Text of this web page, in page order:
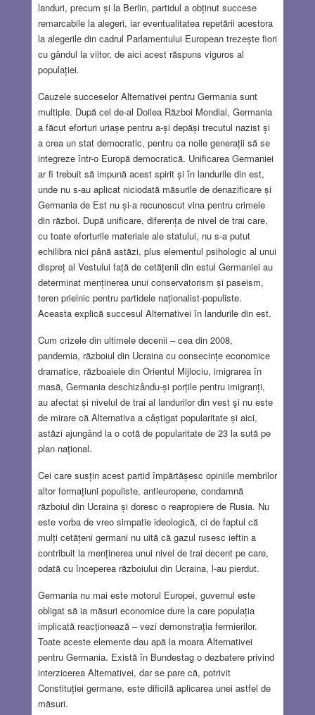
landuri, precum și la Berlin, partidul a obținut succese
remarcabile la alegeri, iar eventualitatea repetării acestora
la alegerile din cadrul Parlamentului European trezește fiori
cu gândul la viitor, de aici acest răspuns viguros al
populației.
Cauzele succeselor Alternativei pentru Germania sunt
multiple. După cel de-al Doilea Război Mondial, Germania
a făcut eforturi uriașe pentru a-și depăși trecutul nazist și
a crea un stat democratic, pentru ca noile generații să se
integreze într-o Europă democratică. Unificarea Germaniei
ar fi trebuit să impună acest spirit și în landurile din est,
unde nu s-au aplicat niciodată măsurile de denazificare și
Germania de Est nu și-a recunoscut vina pentru crimele
din război. După unificare, diferența de nivel de trai care,
cu toate eforturile materiale ale statului, nu s-a putut
echilibra nici până astăzi, plus elementul psihologic al unui
dispreț al Vestului față de cetățenii din estul Germaniei au
determinat menținerea unui conservatorism și paseism,
teren prielnic pentru partidele naționalist-populiste.
Aceasta explică succesul Alternativei în landurile din est.
Cum crizele din ultimele decenii – cea din 2008,
pandemia, războiul din Ucraina cu consecințe economice
dramatice, războaiele din Orientul Mijlociu, imigrarea în
masă, Germania deschizându-și porțile pentru imigranți,
au afectat și nivelul de trai al landurilor din vest şi nu este
de mirare că Alternativa a câștigat popularitate și aici,
astăzi ajungând la o cotă de popularitate de 23 la sută pe
plan naţional.
Cei care susțin acest partid împărtășesc opiniile membrilor
altor formațiuni populiste, antieuropene, condamnă
războiul din Ucraina și doresc o reapropiere de Rusia. Nu
este vorba de vreo simpatie ideologică, ci de faptul că
mulți cetățeni germani nu uită că gazul rusesc ieftin a
contribuit la menținerea unui nivel de trai decent pe care,
odată cu începerea războiului din Ucraina, l-au pierdut.
Germania nu mai este motorul Europei, guvernul este
obligat să ia măsuri economice dure la care populația
implicată reacționează – vezi demonstrația fermierilor.
Toate aceste elemente dau apă la moara Alternativei
pentru Germania. Există în Bundestag o dezbatere privind
interzicerea Alternativei, dar se pare că, potrivit
Constituției germane, este dificilă aplicarea unei astfel de
măsuri.